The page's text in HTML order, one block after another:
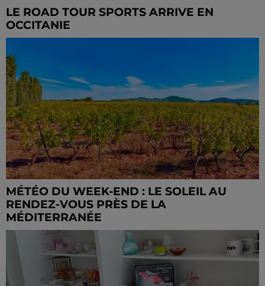
LE ROAD TOUR SPORTS ARRIVE EN
OCCITANIE
MÉTÉO DU WEEK-END : LE SOLEIL AU
RENDEZ-VOUS PRÈS DE LA
MÉDITERRANÉE